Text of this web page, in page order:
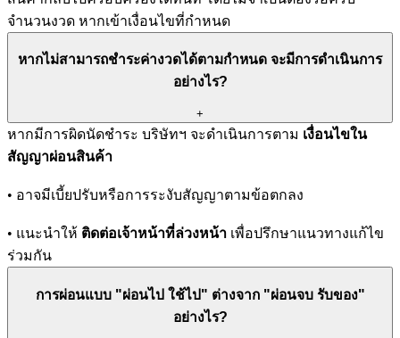
จำนวนงวด หากเข้าเงื่อนไขที่กำหนด
หากไม่สามารถชำระค่างวดได้ตามกำหนด จะมีการดำเนินการ
อย่างไร?
+
หากมีการผิดนัดชำระ บริษัทฯ จะดำเนินการตาม เงื่อนไขใน
สัญญาผ่อนสินค้า
• อาจมีเบี้ยปรับหรือการระงับสัญญาตามข้อตกลง
• แนะนำให้ ติดต่อเจ้าหน้าที่ล่วงหน้า เพื่อปรึกษาแนวทางแก้ไข
ร่วมกัน
การผ่อนแบบ "ผ่อนไป ใช้ไป" ต่างจาก "ผ่อนจบ รับของ"
อย่างไร?